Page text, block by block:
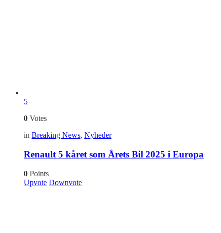
5
0 Votes
in Breaking News, Nyheder
Renault 5 kåret som Årets Bil 2025 i Europa
0 Points
Upvote Downvote